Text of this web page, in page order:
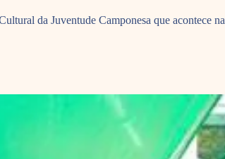
da Juventude Camponesa que acontece na